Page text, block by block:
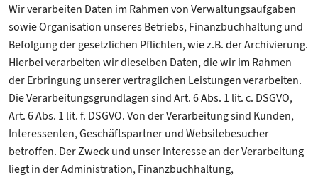
Wir verarbeiten Daten im Rahmen von Verwaltungsaufgaben
sowie Organisation unseres Betriebs, Finanzbuchhaltung und
Befolgung der gesetzlichen Pflichten, wie z.B. der Archivierung.
Hierbei verarbeiten wir dieselben Daten, die wir im Rahmen
der Erbringung unserer vertraglichen Leistungen verarbeiten.
Die Verarbeitungsgrundlagen sind Art. 6 Abs. 1 lit. c. DSGVO,
Art. 6 Abs. 1 lit. f. DSGVO. Von der Verarbeitung sind Kunden,
Interessenten, Geschäftspartner und Websitebesucher
betroffen. Der Zweck und unser Interesse an der Verarbeitung
liegt in der Administration, Finanzbuchhaltung,